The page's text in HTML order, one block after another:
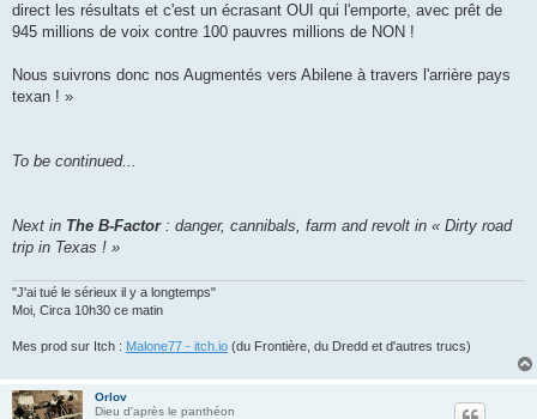
direct les résultats et c'est un écrasant OUI qui l'emporte, avec prêt de
945 millions de voix contre 100 pauvres millions de NON !
Nous suivrons donc nos Augmentés vers Abilene à travers l'arrière pays
texan ! »
To be continued...
Next in The B-Factor: danger, cannibals, farm and revolt in « Dirty road
trip in Texas ! »
"J'ai tué le sérieux il y a longtemps"
Moi, Circa 10h30 ce matin
Mes prod sur Itch : Malone77 - itch.io (du Frontière, du Dredd et d'autres trucs)
Orlov
Dieu d'après le panthéon